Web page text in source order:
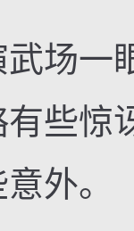
一
些惊
外。